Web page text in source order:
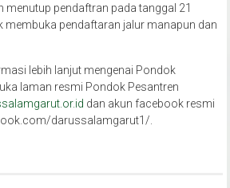
menutup pendaftran pada tanggal 21
membuka pendaftaran jalur manapun dan
lebih lanjut mengenai Pondok
laman resmi Pondok Pesantren
dan akun facebook resmi
darussalamgarut1/.